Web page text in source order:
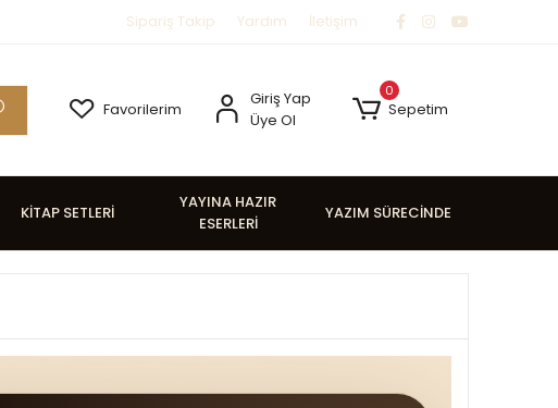
Sipariş Takip Yardım İletişim
Favorilerim
Giriş Yap
Üye Ol
0
Sepetim
KİTAP SETLERİ
YAYINA HAZIR
ESERLERİ
YAZIM SÜRECİNDE